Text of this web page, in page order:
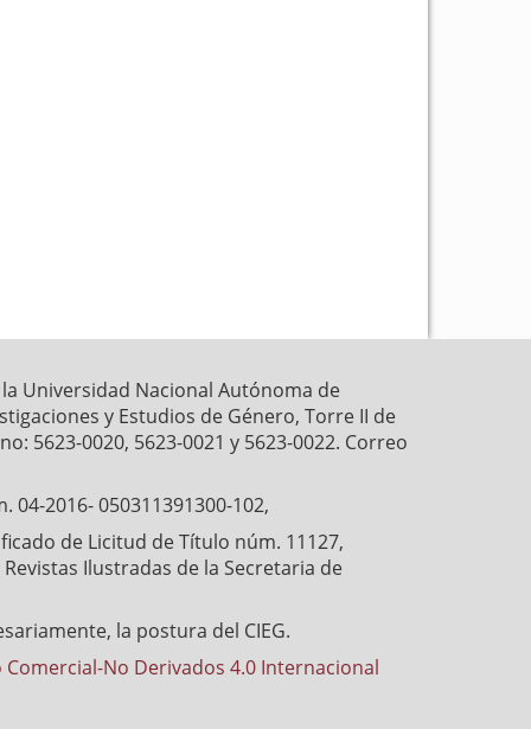
Universidad Nacional Autónoma de
y Estudios de Género, Torre II de
5623-0020, 5623-0021 y 5623-0022. Correo
2016- 050311391300-102,
de Licitud de Título núm. 11127,
Ilustradas de la Secretaria de
la postura del CIEG.
No Derivados 4.0 Internacional